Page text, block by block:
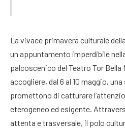
La vivace primavera culturale
un appuntamento imperdibile
palcoscenico del Teatro Tor Bella
accogliere, dal 6 al 10 maggio,
promettono di catturare
eterogeneo ed esigente.
attenta e trasversale, il polo